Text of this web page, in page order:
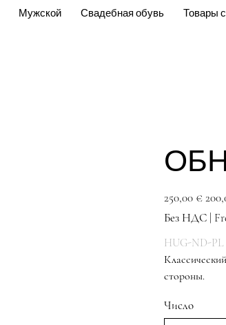
Мужской Свадебная обувь Товары
цена
250,00 €
Без НДС |
HUG-ND-PL
стороны.
Число